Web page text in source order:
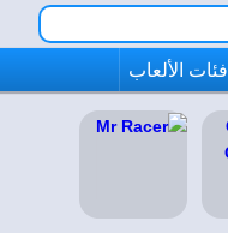
فئات الألعاب